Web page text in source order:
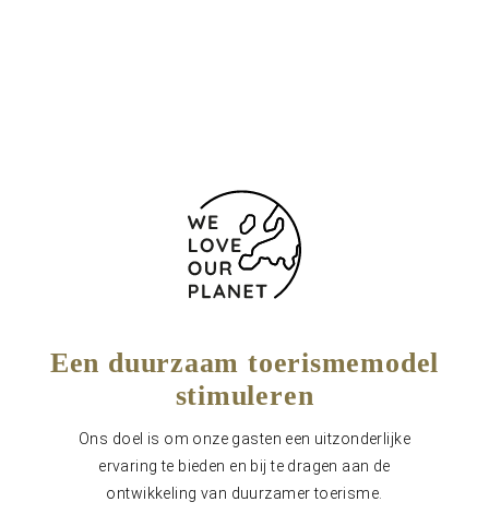
Een duurzaam toerismemodel
stimuleren
Ons doel is om onze gasten een uitzonderlijke
ervaring te bieden en bij te dragen aan de
ontwikkeling van duurzamer toerisme.